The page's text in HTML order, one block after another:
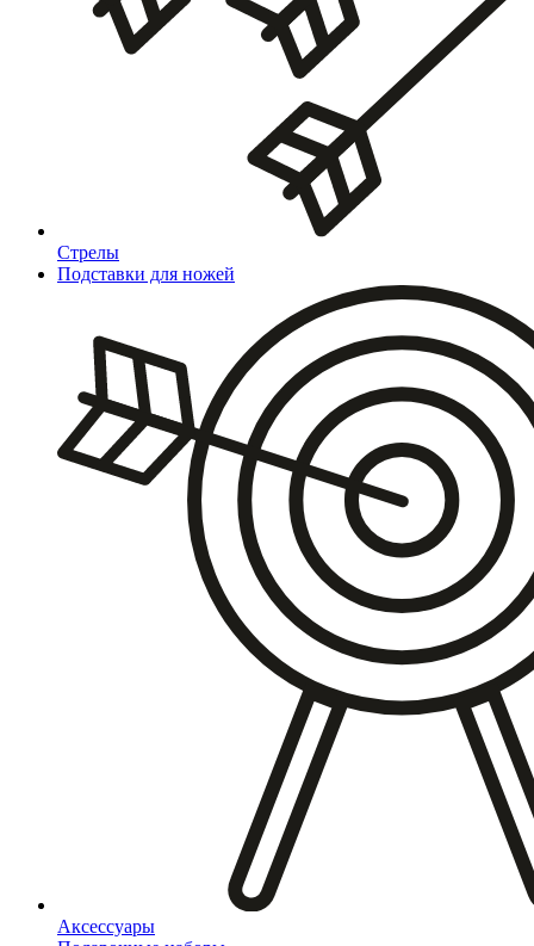
Стрелы
Подставки для ножей
Аксессуары